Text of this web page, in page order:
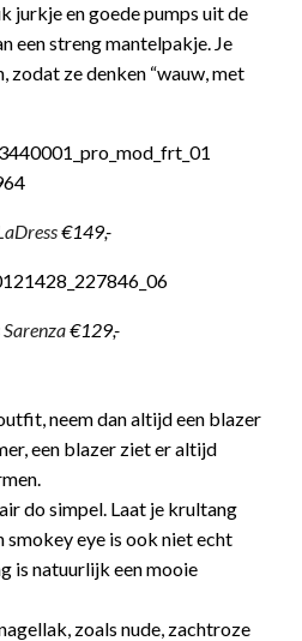
jurkje en goede pumps uit de
een streng mantelpakje. Je
ze denken “wauw, met
€149,-
Sarenza€129,-
neem dan altijd een blazer
een blazer ziet er altijd
do simpel. Laat je krultang
smokey eye is ook niet echt
is natuurlijk een mooie
zoals nude, zachtroze